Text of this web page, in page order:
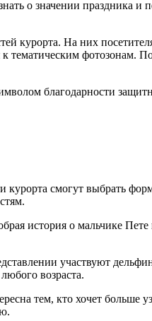
о значении праздника и
курорта. На них
к тематическим
благодарности
смогут выбрать
история о мальчике
участвуют
возраста.
тем, кто хочет больше